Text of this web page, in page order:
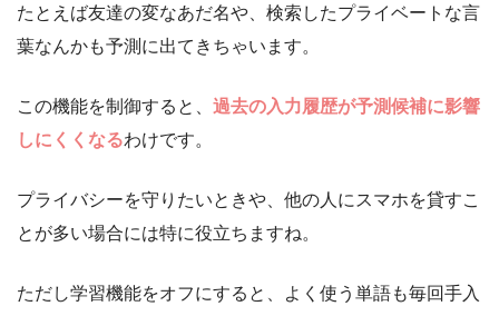
たとえば友達の変なあだ名や、検索したプライベートな言
葉なんかも予測に出てきちゃいます。
この機能を制御すると、 過去の入力履歴が予測候補に影響
しにくくなるわけです。
プライバシーを守りたいときや、他の人にスマホを貸すこ
とが多い場合には特に役立ちますね。
ただし学習機能をオフにすると、よく使う単語も毎回手入